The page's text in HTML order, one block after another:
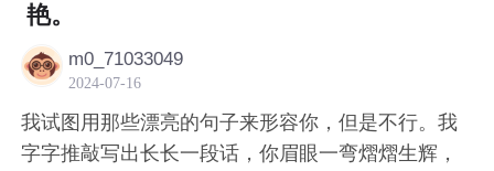
艳。
m0_71033049
2024-07-16
我试图用那些漂亮的句子来形容你，但是不行。我
字字推敲写出长长一段话，你眉眼一弯熠熠生辉，